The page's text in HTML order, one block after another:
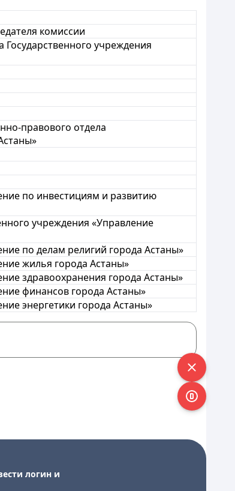
комиссии
Государственного учреждения
правового отдела
по инвестициям и развитию
учреждения «Управление
по делам религий города Астаны»
жилья города Астаны»
здравоохранения города Астаны»
финансов города Астаны»
энергетики города Астаны»
логин и